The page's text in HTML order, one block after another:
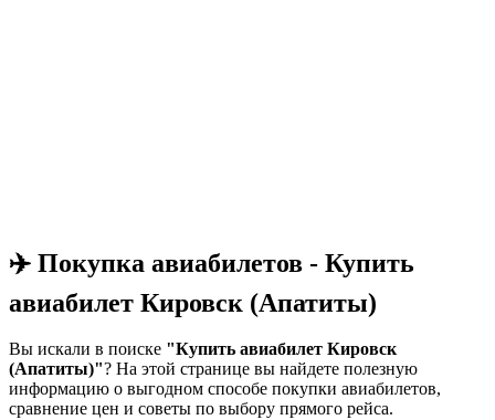
✈️ Покупка авиабилетов - Купить
авиабилет Кировск (Апатиты)
Вы искали в поиске "Купить авиабилет Кировск
(Апатиты)"? На этой странице вы найдете полезную
информацию о выгодном способе покупки авиабилетов,
сравнение цен и советы по выбору прямого рейса.